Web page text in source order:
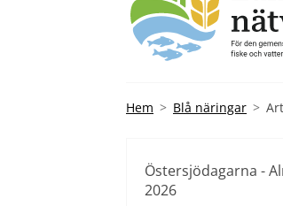
Hem Blå näringar
Östersjödagarna -
2026